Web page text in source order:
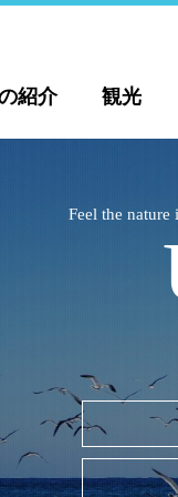
紹介 観光
Feel the